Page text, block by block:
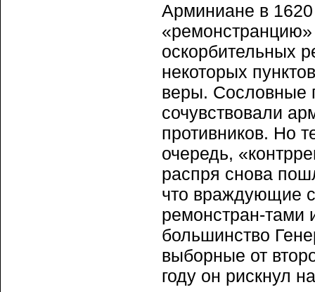
Арминиане в 1620
оскорбительных
некоторых
веры. Сословные
сочувствовали
противников. Но
очередь,
распря снова
что враждующие
ремонстран-тами
большинство
выборные от
году он рискнул